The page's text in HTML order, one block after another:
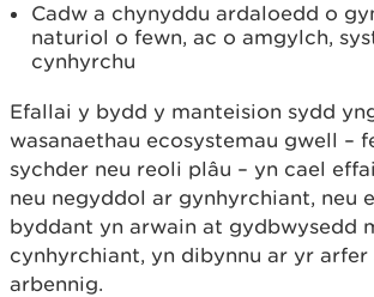
Cadw a chynyddu ardaloedd o
naturiol o fewn, ac o amgylch,
cynhyrchu
Efallai y bydd y manteision sydd
wasanaethau ecosystemau gwell –
sychder neu reoli plâu – yn cael
neu negyddol ar gynhyrchiant, neu
byddant yn arwain at gydbwysedd
cynhyrchiant, yn dibynnu ar yr
arbennig.